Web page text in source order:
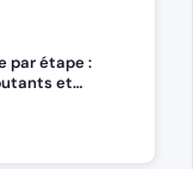
par étape :
et